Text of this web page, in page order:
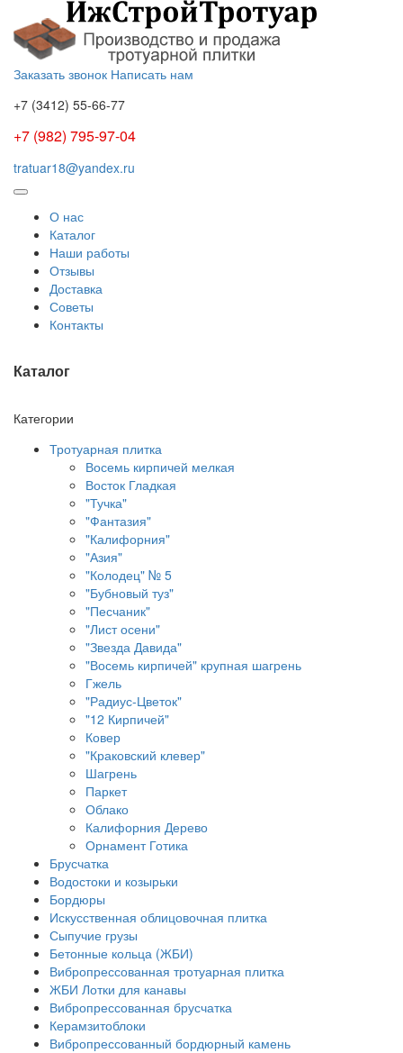
Заказать звонок Написать нам
+7 (3412) 55-66-77
+7 (982) 795-97-04
tratuar18@yandex.ru
О нас
Каталог
Наши работы
Отзывы
Доставка
Советы
Контакты
Каталог
Категории
Тротуарная плитка
Восемь кирпичей мелкая
Восток Гладкая
"Тучка"
"Фантазия"
"Калифорния"
"Азия"
"Колодец" № 5
"Бубновый туз"
"Песчаник"
"Лист осени"
"Звезда Давида"
"Восемь кирпичей" крупная шагрень
Гжель
"Радиус-Цветок"
"12 Кирпичей"
Ковер
"Краковский клевер"
Шагрень
Паркет
Облако
Калифорния Дерево
Орнамент Готика
Брусчатка
Водостоки и козырьки
Бордюры
Искусственная облицовочная плитка
Сыпучие грузы
Бетонные кольца (ЖБИ)
Вибропрессованная тротуарная плитка
ЖБИ Лотки для канавы
Вибропрессованная брусчатка
Керамзитоблоки
Вибропрессованный бордюрный камень